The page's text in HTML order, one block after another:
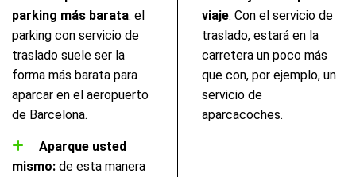
parking más barata: el
parking con servicio de
traslado suele ser la
forma más barata para
aparcar en el aeropuerto
de Barcelona.
Aparque usted
mismo: de esta manera
viaje: Con el servicio de
traslado, estará en la
carretera un poco más
que con, por ejemplo, un
servicio de
aparcacoches.